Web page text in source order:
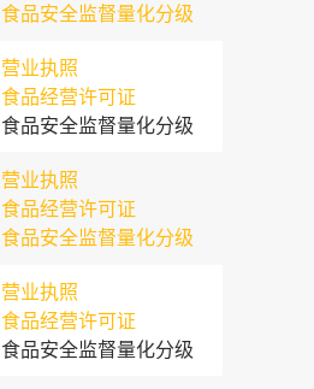
食品安全监督量化分级
营业执照
食品经营许可证
食品安全监督量化分级
营业执照
食品经营许可证
食品安全监督量化分级
营业执照
食品经营许可证
食品安全监督量化分级